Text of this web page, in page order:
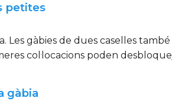
petites
gàbies de dues caselles
col·locacions poden
gàbia